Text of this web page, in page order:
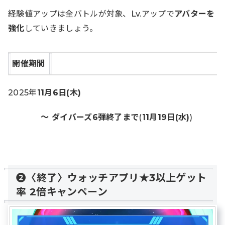
経験値アップは全バトルが対象、Lv.アップでアバターを
強化 していきましょう。
開催期間
2025年11月6日(木)
～ ダイバーズ6弾終了まで(11月19日(水))
❷〈終了〉ウォッチアプリ★3以上ゲット
率 2倍キャンペーン